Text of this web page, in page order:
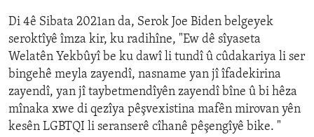
Di 4ê Sibata 2021an da, Serok Joe Biden belgeyek
seroktîyê îmza kir, ku radihîne, "Ew dê sîyaseta
Welatên Yekbûyî be ku dawî li tundî û cûdakariya li ser
bingehê meyla zayendî, nasname yan jî îfadekirina
zayendî, yan jî taybetmendîyên zayendî bîne û bi hêza
mînaka xwe di qezîya pêşvexistina mafên mirovan yên
kesên LGBTQI li seranserê cîhanê pêşengîyê bike. "